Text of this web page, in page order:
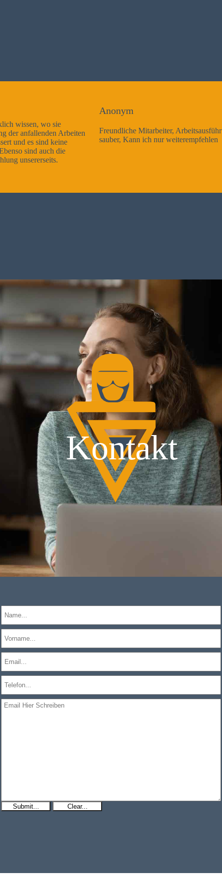
Freundliche Mitarbeiter, Arbeitsausführung sehr gut und sehr
sauber, Kann ich nur weiterempfehlen
Kontakt
Submit... Clear...